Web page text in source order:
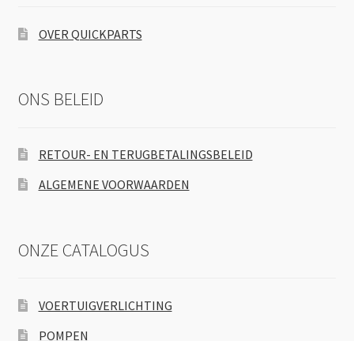
OVER QUICKPARTS
ONS BELEID
RETOUR- EN TERUGBETALINGSBELEID
ALGEMENE VOORWAARDEN
ONZE CATALOGUS
VOERTUIGVERLICHTING
POMPEN